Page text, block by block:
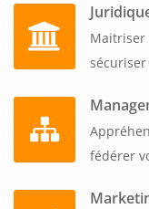
fédérer